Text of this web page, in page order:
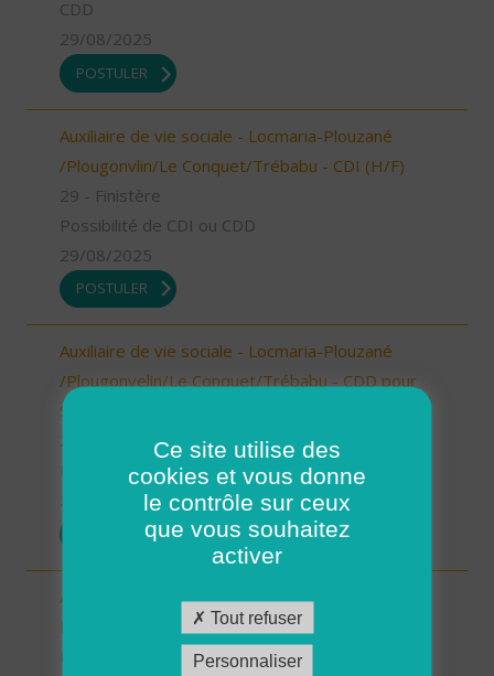
CDD
29/08/2025
POSTULER
Auxiliaire de vie sociale - Locmaria-Plouzané
/Plougonvlin/Le Conquet/Trébabu - CDI (H/F)
29 - Finistère
Possibilité de CDI ou CDD
29/08/2025
POSTULER
Auxiliaire de vie sociale - Locmaria-Plouzané
/Plougonvelin/Le Conquet/Trébabu - CDD pour
Septembre (H/F)
29 - Finistère
Possibilité de CDI ou CDD
29/08/2025
POSTULER
Aide à domicile - CDD Septembre -
Ploudalmézeau, Lampaul-Ploudalmézeau, St
Pabu (H/F)
Ce site utilise des
cookies et vous donne
le contrôle sur ceux
que vous souhaitez
activer
Tout refuser
Personnaliser